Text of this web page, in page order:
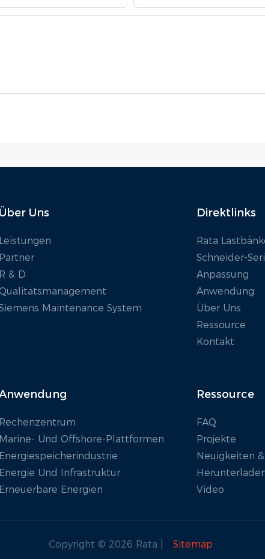
Über Uns
Leistungen
Partner
R & D
Maintenance System
Direktlinks
Rata
Schneider-
Anpassung
Anwendung
Über Uns
Ressource
Kontakt
Rechenzentrum
Marine- Und Offshore-Plattformen
Energiespeicherindustrie
Energie Und Infrastruktur
Erneuerbare Energien
Ressource
FAQ
Projekte
Neuigkeiten
Video
Copyright © 2026 Rata | Sitemap